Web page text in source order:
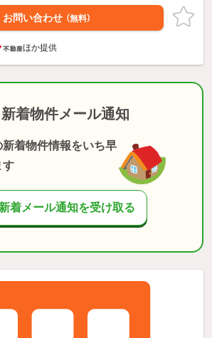
お問い合わせ （無料）
ほか提供
新着物件メール通知
着物件情報をいち早
す
新着メール通知を受け取る